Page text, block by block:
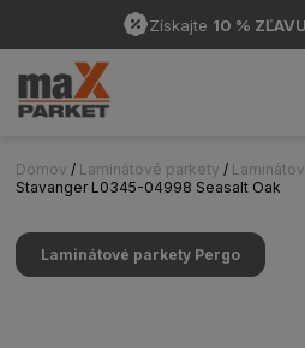
Získajte 10 % ZĽAVU
Domov / Laminátové parkety /
Stavanger L0345-04998 Seasalt Oak
Laminátové parkety Pergo